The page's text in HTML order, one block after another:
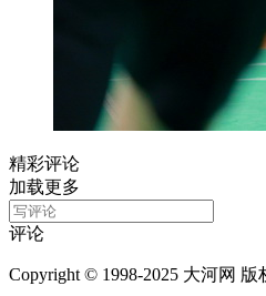
精彩评论
加载更多
评论
Copyright © 1998-2025 大河网 版